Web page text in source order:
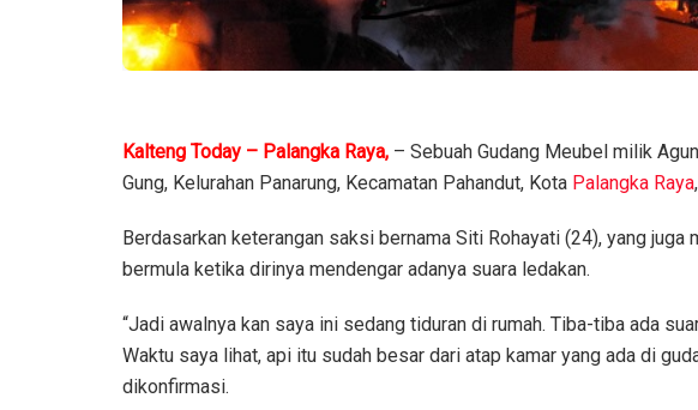
Kalteng Today – Palangka Raya, – Sebuah Gudang Meubel milik
Gung, Kelurahan Panarung, Kecamatan Pahandut, Kota Palangka Raya
Berdasarkan keterangan saksi bernama Siti Rohayati (24), yang juga
bermula ketika dirinya mendengar adanya suara ledakan.
“Jadi awalnya kan saya ini sedang tiduran di rumah. Tiba-tiba ada
Waktu saya lihat, api itu sudah besar dari atap kamar yang ada di
dikonfirmasi.